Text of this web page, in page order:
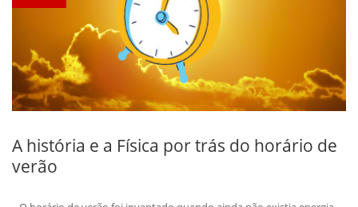
A história e a Física por trás do horário de
verão